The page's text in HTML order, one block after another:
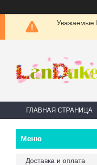
Уважаемые
ГЛАВНАЯ СТРАНИЦА
Доставка и оплата